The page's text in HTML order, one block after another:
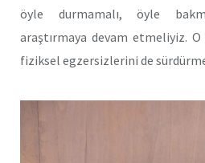
öyle durmamalı, öyle
araştırmaya devam etmeliyiz.
fiziksel egzersizlerini de